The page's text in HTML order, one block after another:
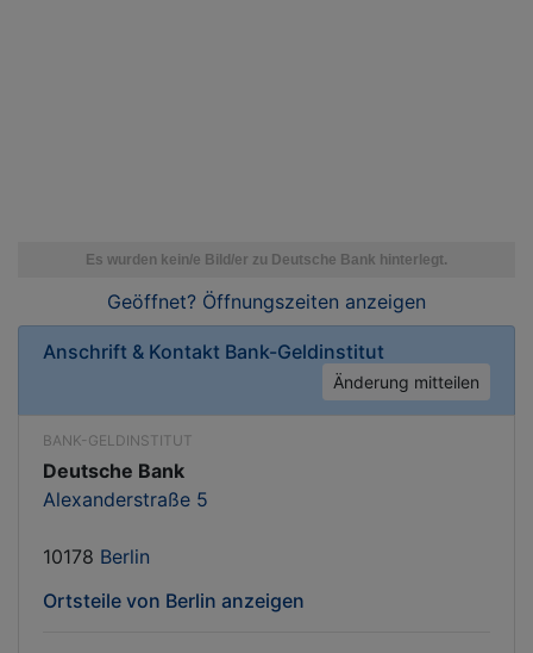
Geöffnet? Öffnungszeiten anzeigen
Anschrift & Kontakt Bank-Geldinstitut
Änderung mitteilen
BANK-GELDINSTITUT
Deutsche Bank
Alexanderstraße 5
10178 Berlin
Ortsteile von Berlin anzeigen